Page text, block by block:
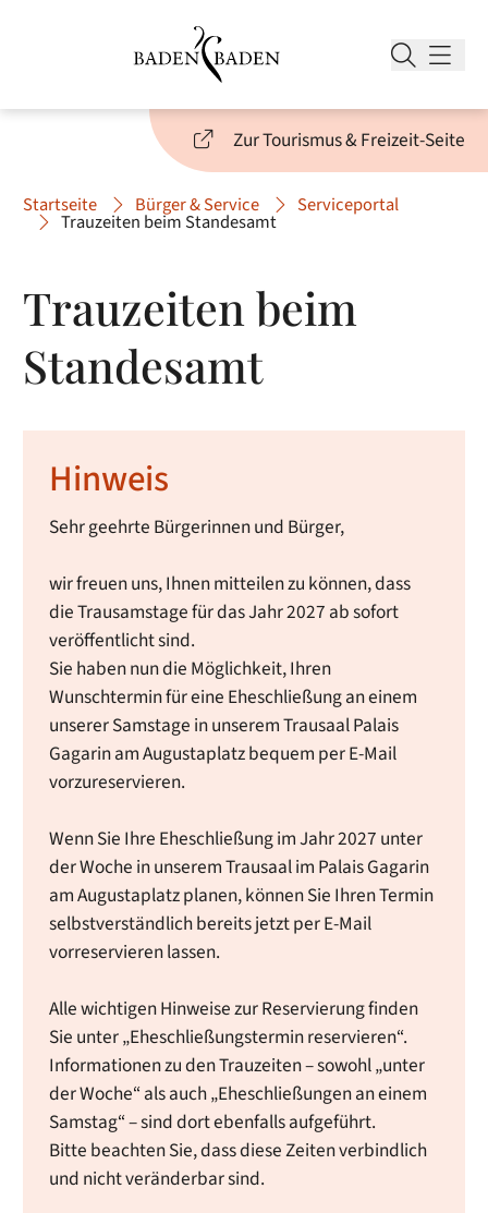
Zur Tourismus & Freizeit-Seite
Startseite Bürger & Service Serviceportal
Trauzeiten beim Standesamt
Trauzeiten beim
Standesamt
Hinweis
Sehr geehrte Bürgerinnen und Bürger,
wir freuen uns, Ihnen mitteilen zu können, dass
die Trausamstage für das Jahr 2027 ab sofort
veröffentlicht sind.
Sie haben nun die Möglichkeit, Ihren
Wunschtermin für eine Eheschließung an einem
unserer Samstage in unserem Trausaal Palais
Gagarin am Augustaplatz bequem per E-Mail
vorzureservieren.
Wenn Sie Ihre Eheschließung im Jahr 2027 unter
der Woche in unserem Trausaal im Palais Gagarin
am Augustaplatz planen, können Sie Ihren Termin
selbstverständlich bereits jetzt per E-Mail
vorreservieren lassen.
Alle wichtigen Hinweise zur Reservierung finden
Sie unter „Eheschließungstermin reservieren“.
Informationen zu den Trauzeiten – sowohl „unter
der Woche“ als auch „Eheschließungen an einem
Samstag“ – sind dort ebenfalls aufgeführt.
Bitte beachten Sie, dass diese Zeiten verbindlich
und nicht veränderbar sind.